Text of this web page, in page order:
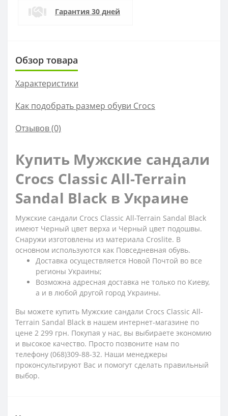
Гарантия 30 дней
Обзор товара
Характеристики
Как подобрать размер обуви Crocs
Отзывов (0)
Купить Мужские сандали
Crocs Classiс All-Terrain
Sandal Black в Украине
Мужские сандали Crocs Classiс All-Terrain Sandal Black
имеют Черный цвет верха и Черный цвет подошвы.
Снаружи изготовлены из материала Croslite. В
основном используются как Повседневная обувь.
Доставка осуществляется Новой Почтой во все
регионы Украины;
Возможна адресная доставка не только по Киеву,
а и в любой другой город Украины.
Вы можете купить Мужские сандали Crocs Classiс All-
Terrain Sandal Black в нашем интернет-магазине по
цене 2 299 грн. Покупая у нас, вы выбираете экономию
и высокое качество. Просто позвоните нам по
телефону (068)309-88-32. Наши менеджеры
проконсультируют Вас и помогут сделать правильный
выбор.